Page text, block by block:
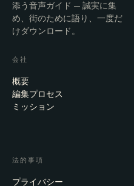
添う音声ガイド — 誠実に集
め、街のために語り、一度だ
けダウンロード。
会社
概要
編集プロセス
ミッション
法的事項
プライバシー